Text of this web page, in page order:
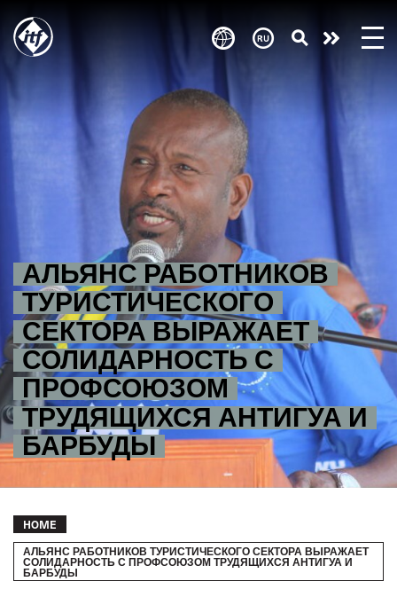
main
content
АЛЬЯНС РАБОТНИКОВ
ТУРИСТИЧЕСКОГО
СЕКТОРА ВЫРАЖАЕТ
СОЛИДАРНОСТЬ С
ПРОФСОЮЗОМ
ТРУДЯЩИХСЯ АНТИГУА И
БАРБУДЫ
Take
action
Breadcrumb
HOME
АЛЬЯНС РАБОТНИКОВ ТУРИСТИЧЕСКОГО СЕКТОРА ВЫРАЖАЕТ
СОЛИДАРНОСТЬ С ПРОФСОЮЗОМ ТРУДЯЩИХСЯ АНТИГУА И
БАРБУДЫ